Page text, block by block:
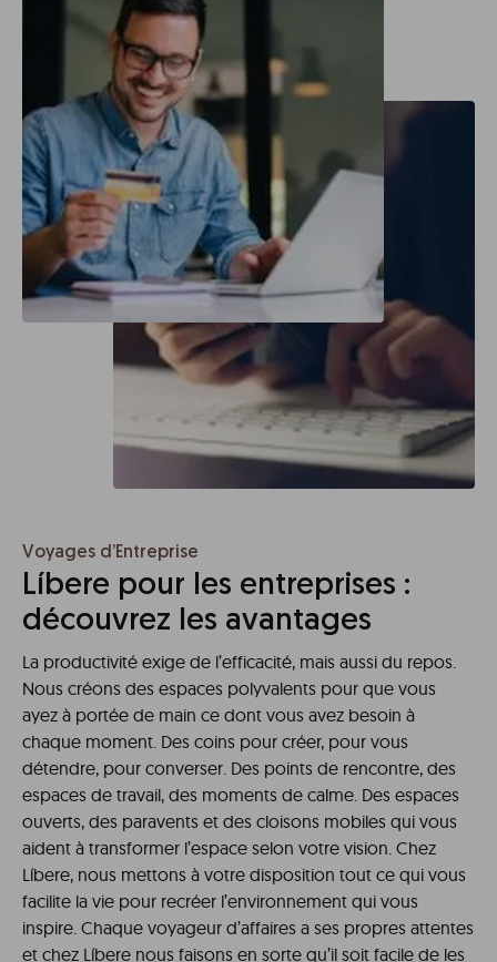
Voyages d’Entreprise
Líbere pour les entreprises :
découvrez les avantages
La productivité exige de l’efficacité, mais aussi du repos.
Nous créons des espaces polyvalents pour que vous
ayez à portée de main ce dont vous avez besoin à
chaque moment. Des coins pour créer, pour vous
détendre, pour converser. Des points de rencontre, des
espaces de travail, des moments de calme. Des espaces
ouverts, des paravents et des cloisons mobiles qui vous
aident à transformer l’espace selon votre vision. Chez
Líbere, nous mettons à votre disposition tout ce qui vous
facilite la vie pour recréer l’environnement qui vous
inspire. Chaque voyageur d’affaires a ses propres attentes
et chez Líbere nous faisons en sorte qu’il soit facile de les